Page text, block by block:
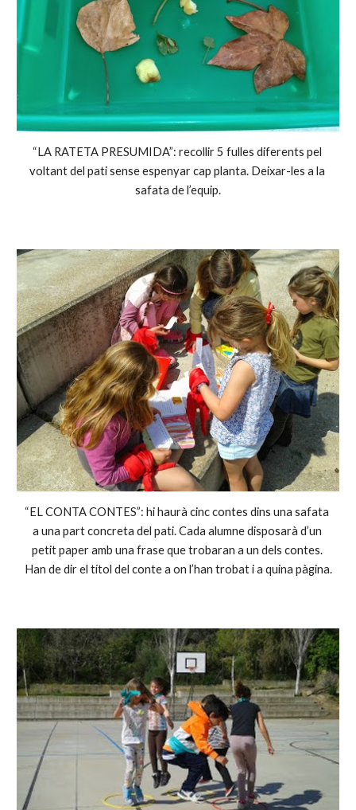
“LA RATETA PRESUMIDA”: recollir 5 fulles diferents pel
voltant del pati sense espenyar cap planta. Deixar-les a la
safata de l’equip.
“EL CONTA CONTES”: hi haurà cinc contes dins una safata
a una part concreta del pati. Cada alumne disposarà d’un
petit paper amb una frase que trobaran a un dels contes.
Han de dir el títol del conte a on l’han trobat i a quina pàgina.